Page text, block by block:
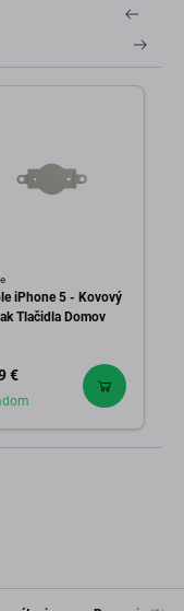
iPhone 5 - Kovový
Tlačidla Domov
€